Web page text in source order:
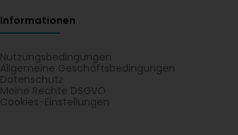
Informationen
Nutzungsbedingungen
Allgemeine Geschäftsbedingungen
Datenschutz
Meine Rechte DSGVO
Cookies-Einstellungen